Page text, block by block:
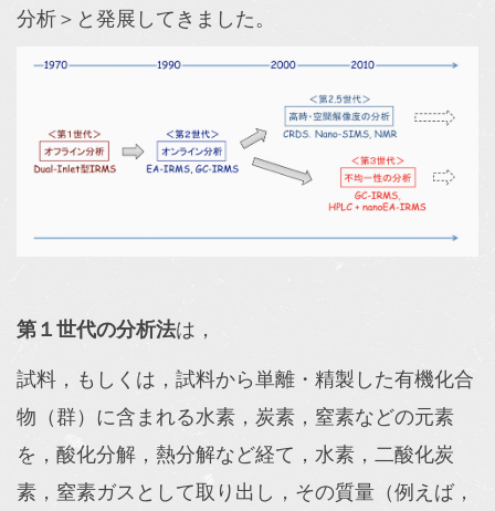
分析＞と発展してきました。
第１世代の分析法は，
試料，もしくは，試料から単離・精製した有機化合
物（群）に含まれる水素，炭素，窒素などの元素
を，酸化分解，熱分解など経て，水素，二酸化炭
素，窒素ガスとして取り出し，その質量（例えば，